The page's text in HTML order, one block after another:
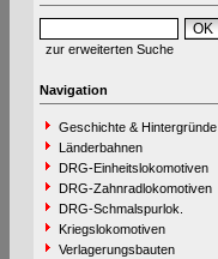
zur erweiterten Suche
Navigation
Geschichte & Hintergründe
Länderbahnen
DRG-Einheitslokomotiven
DRG-Zahnradlokomotiven
DRG-Schmalspurlok.
Kriegslokomotiven
Verlagerungsbauten